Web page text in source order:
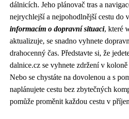
dálnicích. Jeho plánovač tras a
nejrychlejší a nejpohodlnější cestu do
informacím o dopravní situaci, které
aktualizuje, se snadno vyhnete
drahocenný čas. Představte si, že
dalnice.cz se vyhnete zdržení v
Nebo se chystáte na dovolenou a s
naplánujete cestu bez zbytečných
pomůže proměnit každou cestu v